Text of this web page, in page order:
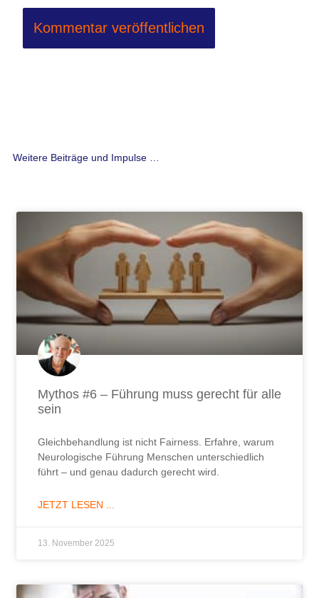
Weitere Beiträge und Impulse …
Mythos #6 – Führung muss gerecht für alle
sein
Gleichbehandlung ist nicht Fairness. Erfahre, warum
Neurologische Führung Menschen unterschiedlich
führt – und genau dadurch gerecht wird.
JETZT LESEN ...
13. November 2025
SeiteSeiteSeiteSeiteSeiteSeiteSeiteSeiteSeiteSeite
Seite Seite Seite Seite Seite Seite Seite SeiteSeite
Seite Seite Seite Seite Seite Seite Seite Seite